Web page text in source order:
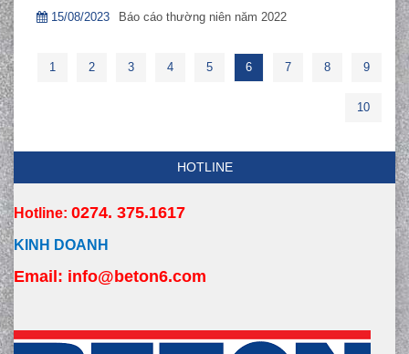
15/08/2023
Báo cáo thường niên năm 2022
1 2 3 4 5 6 7 8 9
10
HOTLINE
Hotline: 0274. 375.1617
KINH DOANH
Email: info@beton6.com